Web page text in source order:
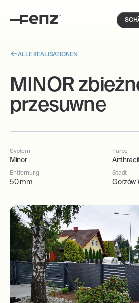
ALLE REALISATIONEN
MINOR
przesuwne
System
Minor
Farbe
Entfernung
50 mm
Stadt
Gorzów